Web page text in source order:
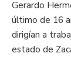
Gerardo
último de 16
dirigían a
estado de